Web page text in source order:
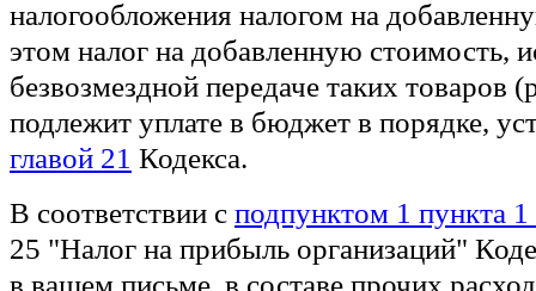
налогообложения налогом на
этом налог на добавленную стоимость,
безвозмездной передаче таких товаров
подлежит уплате в бюджет в порядке,
главой 21 Кодекса.
В соответствии с подпунктом 1 пункта 1
25 "Налог на прибыль организаций"